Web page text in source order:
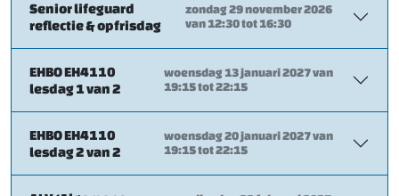
Senior lifeguard
reflectie & opfrisdag
zondag 29 november 2026
van 12:30 tot 16:30
EHBO EH4110
lesdag 1 van 2
woensdag 13 januari 2027 van
19:15 tot 22:15
EHBO EH4110
lesdag 2 van 2
woensdag 20 januari 2027 van
19:15 tot 22:15